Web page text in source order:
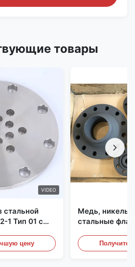
товары
VIDEO
стальной
1 Тип 01 с
цену
Медь, никель,
стальные
углеродистой
Получите